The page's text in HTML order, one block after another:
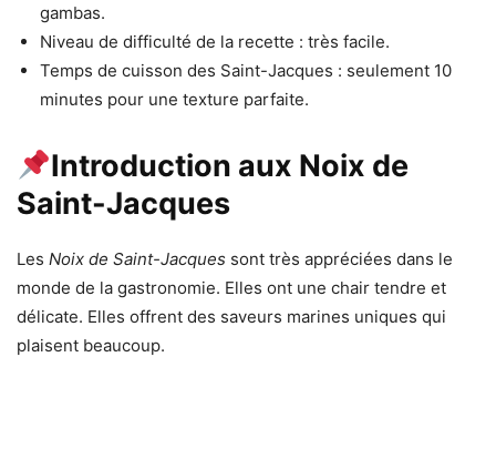
gambas.
Niveau de difficulté de la recette : très facile.
Temps de cuisson des Saint-Jacques : seulement 10
minutes pour une texture parfaite.
Introduction aux Noix de
Saint-Jacques
Les Noix de Saint-Jacques sont très appréciées dans le
monde de la gastronomie. Elles ont une chair tendre et
délicate. Elles offrent des saveurs marines uniques qui
plaisent beaucoup.